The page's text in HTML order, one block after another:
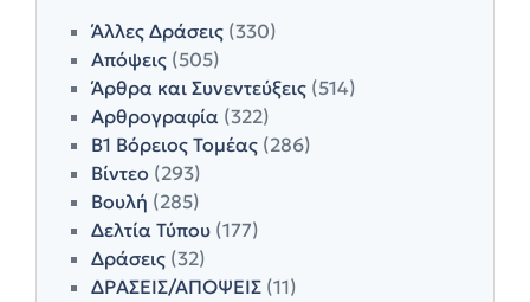
Άλλες Δράσεις (330)
Απόψεις (505)
Άρθρα και Συνεντεύξεις (514)
Αρθρογραφία (322)
Β1 Βόρειος Τομέας (286)
Βίντεο (293)
Βουλή (285)
Δελτία Τύπου (177)
Δράσεις (32)
ΔΡΑΣΕΙΣ/ΑΠΟΨΕΙΣ (11)